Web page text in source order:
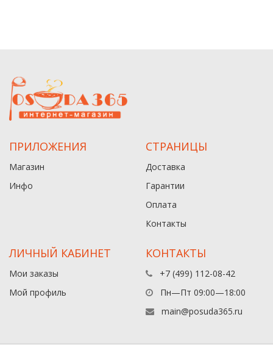
ПРИЛОЖЕНИЯ
Магазин
Инфо
СТРАНИЦЫ
Доставка
Гарантии
Оплата
Контакты
ЛИЧНЫЙ КАБИНЕТ
Мои заказы
Мой профиль
КОНТАКТЫ
+7 (499) 112-08-42
Пн—Пт 09:00—18:00
main@posuda365.ru